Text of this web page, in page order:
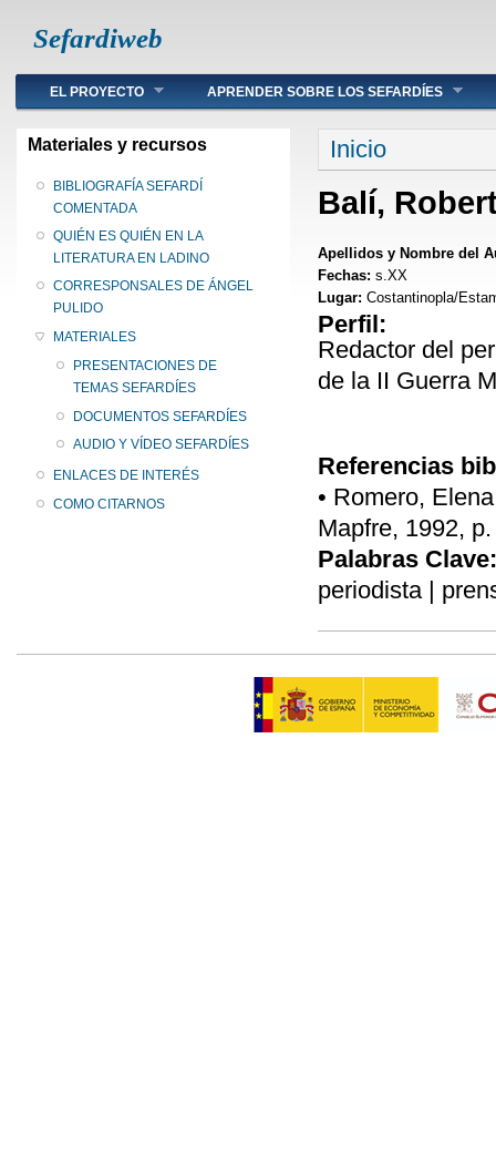
Sefardiweb
Main menu
EL PROYECTO APRENDER SOBRE LOS SEFARDÍES
Materiales y recursos
BIBLIOGRAFÍA SEFARDÍ
COMENTADA
QUIÉN ES QUIÉN EN LA
LITERATURA EN LADINO
CORRESPONSALES DE ÁNGEL
PULIDO
MATERIALES
PRESENTACIONES DE
TEMAS SEFARDÍES
DOCUMENTOS SEFARDÍES
AUDIO Y VÍDEO SEFARDÍES
ENLACES DE INTERÉS
COMO CITARNOS
Se encuentra
Inicio
Balí,
Apellidos y Nombre del
Fechas: s.XX
Lugar: Costantinopla/
Perfil:
Redactor del
de la II Guerra
Referencias
• Romero,
Mapfre, 1992,
Palabras Clave:
periodista |